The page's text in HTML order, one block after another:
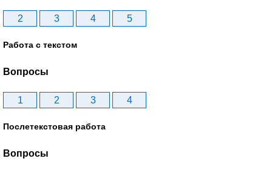
2 3 4 5
Работа с текстом
Вопросы
1 2 3 4
Послетекстовая работа
Вопросы